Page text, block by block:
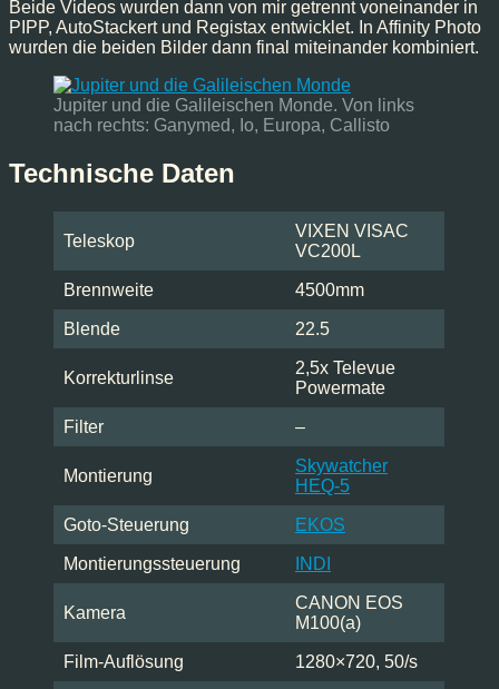
Beide Videos wurden dann von mir getrennt voneinander in
PIPP, AutoStackert und Registax entwicklet. In Affinity Photo
wurden die beiden Bilder dann final miteinander kombiniert.
Jupiter und die Galileischen Monde. Von links
nach rechts: Ganymed, Io, Europa, Callisto
Technische Daten
Teleskop
VIXEN VISAC
VC200L
Brennweite 4500mm
Blende 22.5
Korrekturlinse
2,5x Televue
Powermate
Filter –
Montierung
Skywatcher
HEQ-5
Goto-Steuerung EKOS
Montierungssteuerung INDI
Kamera
CANON EOS
M100(a)
Film-Auflösung 1280×720, 50/s